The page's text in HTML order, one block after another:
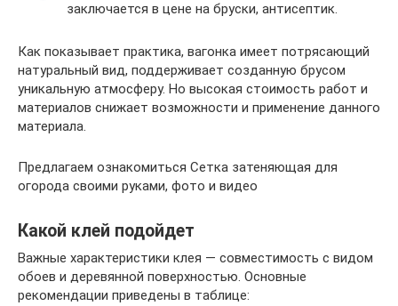
заключается в цене на бруски, антисептик.
Как показывает практика, вагонка имеет потрясающий
натуральный вид, поддерживает созданную брусом
уникальную атмосферу. Но высокая стоимость работ и
материалов снижает возможности и применение данного
материала.
Предлагаем ознакомиться Сетка затеняющая для
огорода своими руками, фото и видео
Какой клей подойдет
Важные характеристики клея — совместимость с видом
обоев и деревянной поверхностью. Основные
рекомендации приведены в таблице: